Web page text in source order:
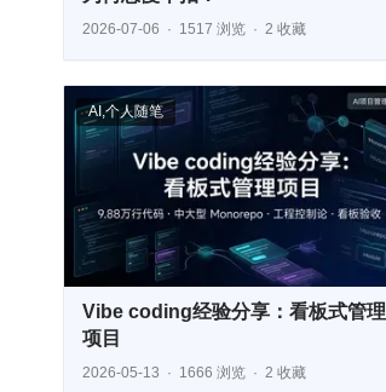
2026-07-06 1517 浏览 2 收藏
AI 个人随笔
Vibe coding经验分享：看板式管理
项目
2026-05-13 1666 浏览 2 收藏